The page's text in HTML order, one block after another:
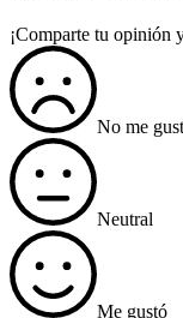
¡Comparte tu opinión
No me
Neutral
Me gustó